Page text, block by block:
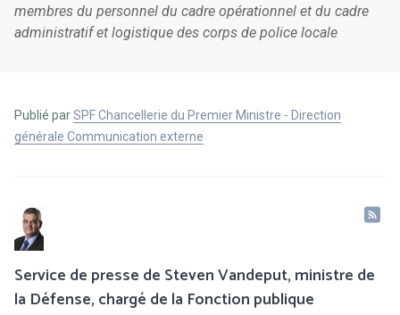
membres du personnel du cadre opérationnel et du cadre
administratif et logistique des corps de police locale
Publié parSPF Chancellerie du Premier Ministre - Direction
générale Communication externe
Service de presse de Steven Vandeput, ministre de
la Défense, chargé de la Fonction publique